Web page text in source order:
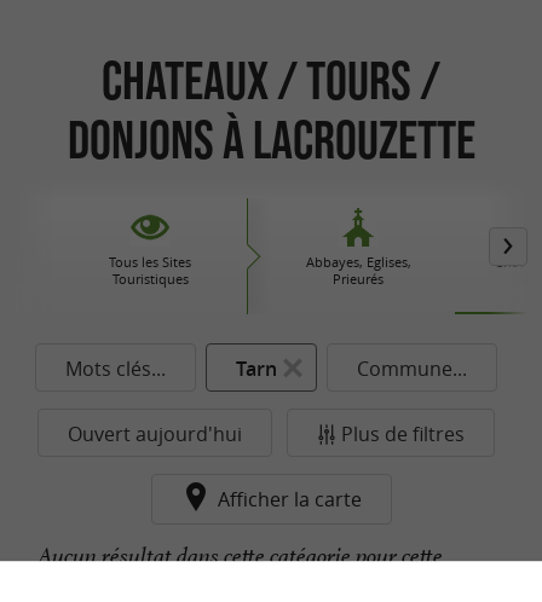
Chateaux / Tours /
Donjons à Lacrouzette
Tous les Sites
Touristiques
Abbayes, Eglises,
Prieurés
Mots clés... Tarn Commune...
Ouvert aujourd'hui Plus de filtres
Afficher la carte
Aucun résultat dans cette catégorie pour cette